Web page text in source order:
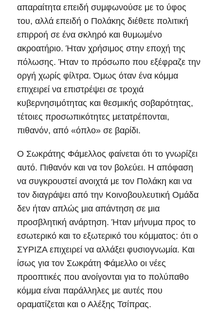
απαραίτητα επειδή συμφωνούσε με το ύφος
του, αλλά επειδή ο Πολάκης διέθετε πολιτική
επιρροή σε ένα σκληρό και θυμωμένο
ακροατήριο. Ήταν χρήσιμος στην εποχή της
πόλωσης. Ήταν το πρόσωπο που εξέφραζε την
οργή χωρίς φίλτρα. Όμως όταν ένα κόμμα
επιχειρεί να επιστρέψει σε τροχιά
κυβερνησιμότητας και θεσμικής σοβαρότητας,
τέτοιες προσωπικότητες μετατρέπονται,
πιθανόν, από «όπλο» σε βαρίδι.
Ο Σωκράτης Φάμελλος φαίνεται ότι το γνωρίζει
αυτό. Πιθανόν και να τον βολεύει. Η απόφαση
να συγκρουστεί ανοιχτά με τον Πολάκη και να
τον διαγράψει από την Κοινοβουλευτική Ομάδα
δεν ήταν απλώς μια απάντηση σε μια
προσβλητική ανάρτηση. Ήταν μήνυμα προς το
εσωτερικό και το εξωτερικό του κόμματος: ότι ο
ΣΥΡΙΖΑ επιχειρεί να αλλάξει φυσιογνωμία. Και
ίσως για τον Σωκράτη Φάμελλο οι νέες
προοπτικές που ανοίγονται για το πολύπαθο
κόμμα είναι παράλληλες με αυτές που
οραματίζεται και ο Αλέξης Τσίπρας.